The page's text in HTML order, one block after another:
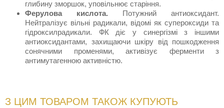
глибину зморшок, уповільнює старіння.
Ферулова кислота. Потужний антиоксидант.
Нейтралізує вільні радикали, відомі як супероксиди та
гідроксилрадикали. ФК діє у синергізмі з іншими
антиоксидантами, захищаючи шкіру від пошкодження
сонячними променями, активізує ферменти з
антимутагенною активністю.
З ЦИМ ТОВАРОМ ТАКОЖ КУПУЮТЬ